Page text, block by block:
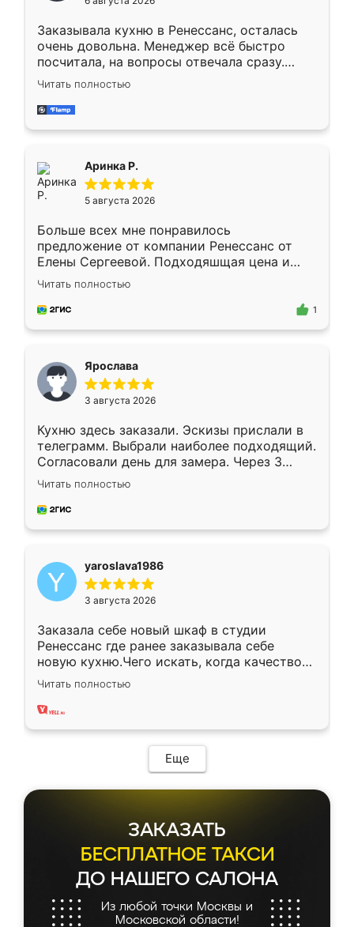
мебели буду заказывать только здесь.
Заказывала кухню в Ренессанс, осталась
очень довольна. Менеджер всё быстро
посчитала, на вопросы отвечала сразу.
Замерщик приехал в субботу, подошёл к
делу со всей ответственностью. Собрали
за день, ребята работали аккуратно, даже
Читать полностью
Аринка Р.
5 августа 2026
Больше всех мне понравилось
предложение от компании Ренессанс от
Елены Сергеевой. Подходяшщая цена и
короткие сроки изготовления. Приехавший
для замера сотрудник Владислав
предложил по моему эскизу самый
Читать полностью
1
Ярослава
3 августа 2026
Кухню здесь заказали. Эскизы прислали в
телеграмм. Выбрали наиболее подходящий.
Согласовали день для замера. Через 3
недели кухня была уже готова. Остались
довольны работой. Спасибо Ренессанс
мебель за качественную работу!
Читать полностью
yaroslava1986
3 августа 2026
Заказала себе новый шкаф в студии
Ренессанс где ранее заказывала себе
новую кухню.Чего искать, когда качеством
вполне довольна. Служит кухня уже почти
два года, нареканий нет.
Читать полностью
Еще
ЗАКАЗАТЬ
БЕСПЛАТНОЕ ТАКСИ
ДО НАШЕГО САЛОНА
Из любой точки Москвы и
Московской области!